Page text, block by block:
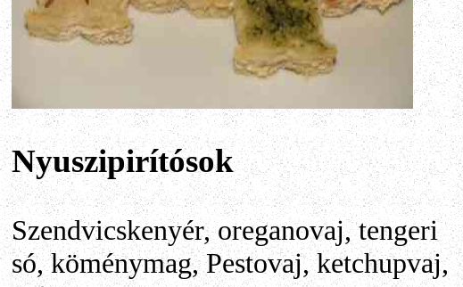
Nyuszipirítósok
Szendvicskenyér, oreganovaj, tengeri
só, köménymag, Pestovaj, ketchupvaj,